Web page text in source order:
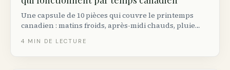
Une capsule de 10 pièces qui couvre le printemps
canadien : matins froids, après-midi chauds, pluie
durables, des conseils friperies et un plan tous
4 MIN DE LECTURE